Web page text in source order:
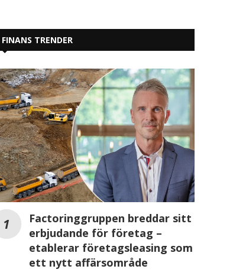
FINANS TRENDER
Factoringgruppen breddar sitt
erbjudande för företag –
etablerar företagsleasing som
ett nytt affärsområde